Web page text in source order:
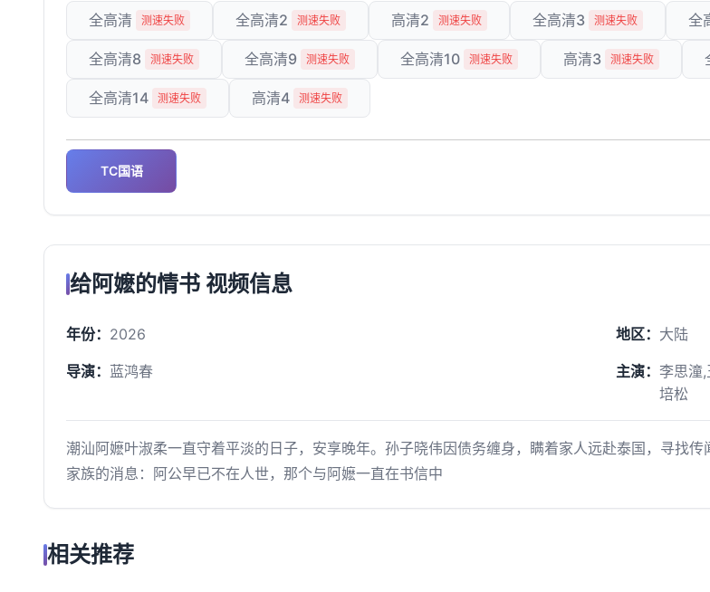
全高清 测速失败 全高清2 测速失败 高清2 测速失败 全高清3 测速失败 全
全高清8 测速失败 全高清9 测速失败 全高清10 测速失败 高清3 测速失败
全高清14 测速失败 高清4 测速失败
TC国语
给阿嬷的情书 视频信息
年份： 2026 地区： 大陆
导演： 蓝鸿春 主演： 李思潼
培松
潮汕阿嬷叶淑柔一直守着平淡的日子，安享晚年。孙子晓伟因债务缠身，瞒着家人远赴泰国，寻找
家族的消息：阿公早已不在人世，那个与阿嬷一直在书信中
相关推荐